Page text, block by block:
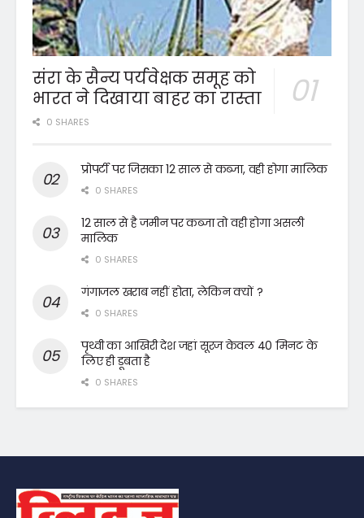
संरा के सैन्य पर्यवेक्षक समूह को
भारत ने दिखाया बाहर का रास्ता
0 SHARES
प्रोपर्टी पर जिसका 12 साल से कब्जा, वही होगा मालिक
0 SHARES
12 साल से है जमीन पर कब्जा तो वही होगा असली
मालिक
0 SHARES
गंगाजल खराब नहीं होता, लेकिन क्यों ?
0 SHARES
पृथ्वी का आखिरी देश जहां सूरज केवल 40 मिनट के
लिए ही डूबता है
0 SHARES